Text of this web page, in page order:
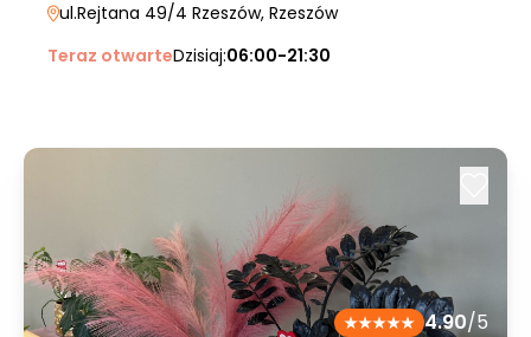
ul.Rejtana 49/4 Rzeszów, Rzeszów
Teraz otwarteDzisiaj:06:00-21:30
4.90/5